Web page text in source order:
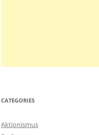
CATEGORIES
Aktionismus